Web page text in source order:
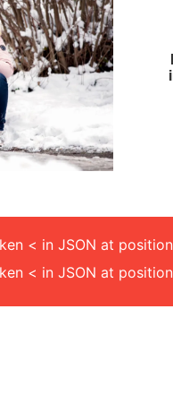
< in JSON at
< in JSON at